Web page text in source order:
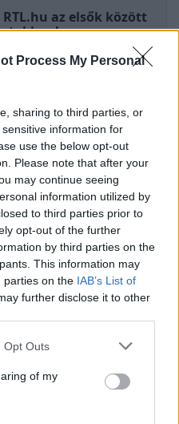
Process My Personal
sharing to third parties, or
information for
use the below opt-out
Please note that after your
may continue seeing
information utilized by
to third parties prior to
opt-out of the further
by third parties on the
This information may
parties on the IAB’s List of
further disclose it to other
uses one or more Google
behaviour. You may click to
and its third-party tags to
purposes in below Google
Opt Outs
of my
az elsők között
a friss
is!